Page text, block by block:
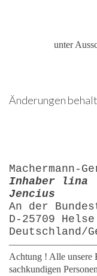
unter
Änderungen
Machermann-
Inhaber lina
Jencius
An der
D-25709 Helse
Deutschland/
Achtung ! Alle unsere
sachkundigen